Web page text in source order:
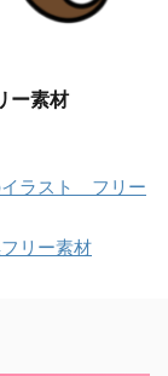
ー素材
イラスト フリー
リー素材